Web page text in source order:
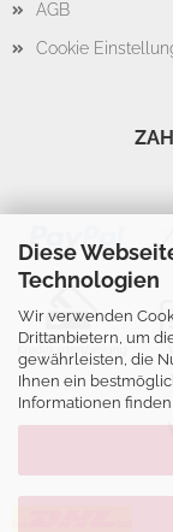
Diese
Technologien
Wir verwenden
Drittanbietern, um
gewährleisten, die
Ihnen ein
Informationen
AGB
Cookie